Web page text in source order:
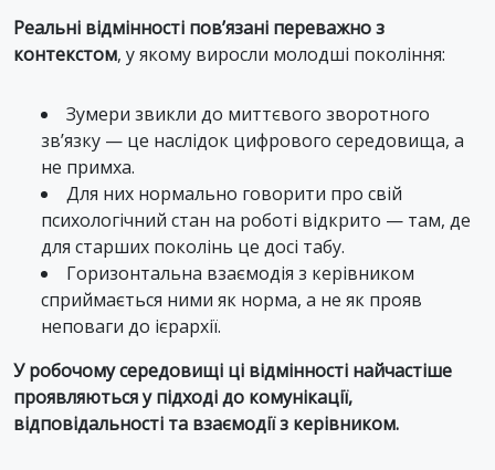
Реальні відмінності пов’язані переважно з
контекстом, у якому виросли молодші покоління:
Зумери звикли до миттєвого зворотного
зв’язку — це наслідок цифрового середовища, а
не примха.
Для них нормально говорити про свій
психологічний стан на роботі відкрито — там, де
для старших поколінь це досі табу.
Горизонтальна взаємодія з керівником
сприймається ними як норма, а не як прояв
неповаги до ієрархії.
У робочому середовищі ці відмінності найчастіше
проявляються у підході до комунікації,
відповідальності та взаємодії з керівником.